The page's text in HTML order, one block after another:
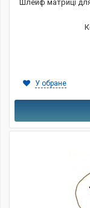
Шлейф матриці
У обране